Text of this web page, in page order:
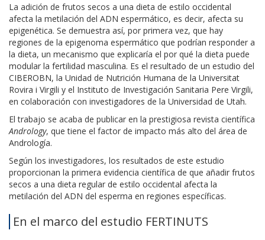
La adición de frutos secos a una dieta de estilo occidental
afecta la metilación del ADN espermático, es decir, afecta su
epigenética. Se demuestra así, por primera vez, que hay
regiones de la epigenoma espermático que podrían responder a
la dieta, un mecanismo que explicaría el por qué la dieta puede
modular la fertilidad masculina. Es el resultado de un estudio del
CIBEROBN, la Unidad de Nutrición Humana de la Universitat
Rovira i Virgili y el Instituto de Investigación Sanitaria Pere Virgili,
en colaboración con investigadores de la Universidad de Utah.
El trabajo se acaba de publicar en la prestigiosa revista científica
Andrology, que tiene el factor de impacto más alto del área de
Andrología.
Según los investigadores, los resultados de este estudio
proporcionan la primera evidencia científica de que añadir frutos
secos a una dieta regular de estilo occidental afecta la
metilación del ADN del esperma en regiones específicas.
En el marco del estudio FERTINUTS